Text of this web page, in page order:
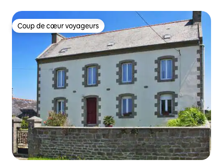
Coup de cœur voyageurs
Coup de cœur voyageurs